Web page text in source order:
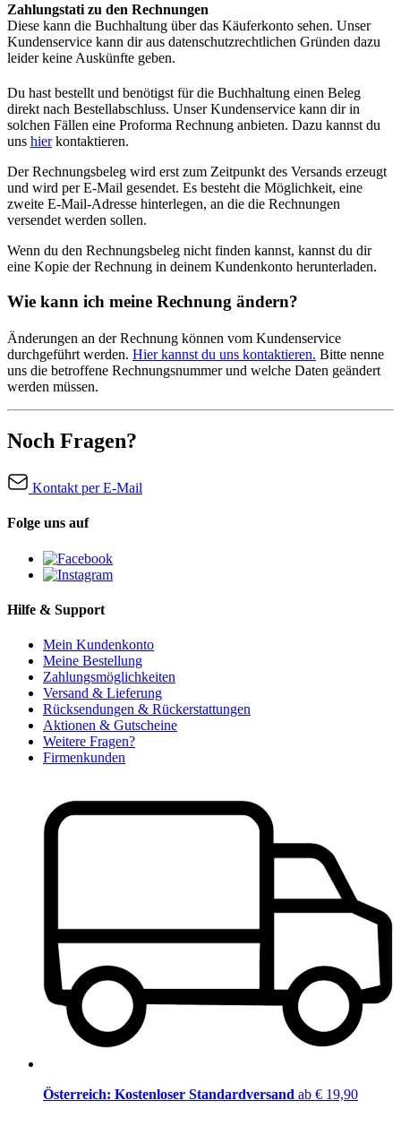
Zahlungstati zu den Rechnungen
Diese kann die Buchhaltung über das Käuferkonto sehen. Unser
Kundenservice kann dir aus datenschutzrechtlichen Gründen dazu
leider keine Auskünfte geben.
Du hast bestellt und benötigst für die Buchhaltung einen Beleg
direkt nach Bestellabschluss. Unser Kundenservice kann dir in
solchen Fällen eine Proforma Rechnung anbieten. Dazu kannst du
uns hierkontaktieren.
Der Rechnungsbeleg wird erst zum Zeitpunkt des Versands erzeugt
und wird per E-Mail gesendet. Es besteht die Möglichkeit, eine
zweite E-Mail-Adresse hinterlegen, an die die Rechnungen
versendet werden sollen.
Wenn du den Rechnungsbeleg nicht finden kannst, kannst du dir
eine Kopie der Rechnung in deinem Kundenkonto herunterladen.
Wie kann ich meine Rechnung ändern?
Änderungen an der Rechnung können vom Kundenservice
durchgeführt werden. Hier kannst du uns kontaktieren. Bitte nenne
uns die betroffene Rechnungsnummer und welche Daten geändert
werden müssen.
Noch Fragen?
Kontakt per E-Mail
Folge uns auf
Hilfe & Support
Mein Kundenkonto
Meine Bestellung
Zahlungsmöglichkeiten
Versand & Lieferung
Rücksendungen & Rückerstattungen
Aktionen & Gutscheine
Weitere Fragen?
Firmenkunden
Österreich: Kostenloser Standardversand ab € 19,90